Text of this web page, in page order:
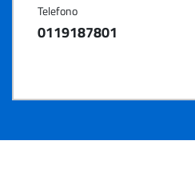
Telefono
0119187801